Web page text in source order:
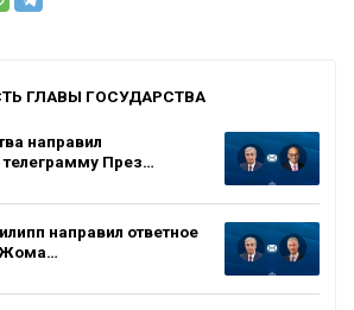
ГЛАВЫ ГОСУДАРСТВА
направил
През…
направил ответное
Жома…